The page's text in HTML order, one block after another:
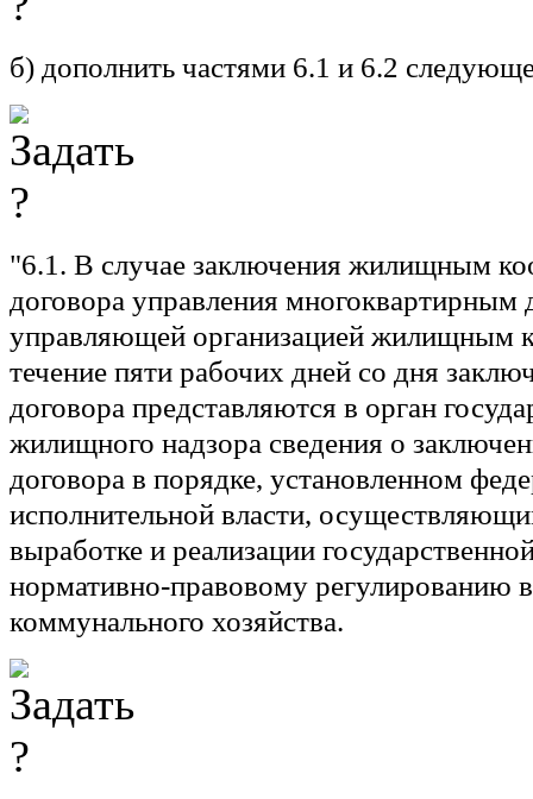
б) дополнить частями 6.1 и 6.2
"6.1. В случае заключения жилищным
договора управления многоквартирным
управляющей организацией жилищным
течение пяти рабочих дней со дня
договора представляются в орган
жилищного надзора сведения о
договора в порядке, установленном
исполнительной власти,
выработке и реализации
нормативно-правовому регулированию
коммунального хозяйства.